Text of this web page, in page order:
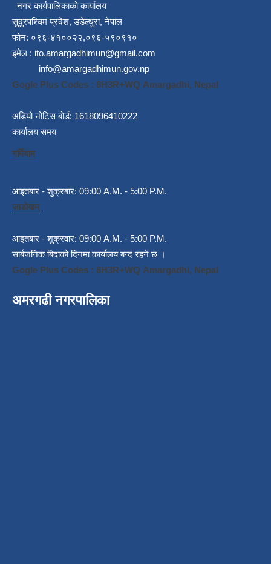
नगर कार्यपालिकाको कार्यालय
सुदुरपश्चिम प्रदेश, डडेल्धुरा, नेपाल
फोन: ०९६-४१००२२,०९६-५९०९१०
इमेल : ito.amargadhimun@gmail.com
info@amargadhimun.gov.np
Gogle Plus Codes : 8H3R+WQ Amargadhi, Nepal
अडियो नोटिस बोर्ड: 1618096410222
कार्यालय समय
गर्मियाम
आइतबार - शुक्रबार: 09:00 A.M. - 5:00 P.M.
जाडोयाम
आइतबार - शुक्रवार: 09:00 A.M. - 5:00 P.M.
सार्बजनिक बिदाको दिनमा कार्यालय बन्द रहने छ ।
Gogle Plus Codes : 8H3R+WQ Amargadhi, Nepal
अमरगढी नगरपालिका